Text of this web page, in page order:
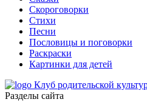
Скороговорки
Стихи
Песни
Пословицы и поговорки
Раскраски
Картинки для детей
Клуб родительской
Разделы сайта